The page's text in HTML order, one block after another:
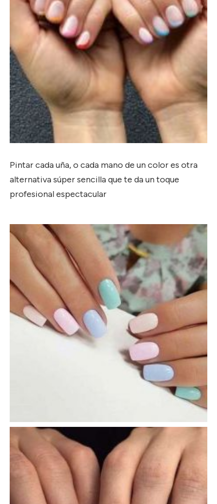
Pintar cada uña, o cada mano de un color es otra
alternativa súper sencilla que te da un toque
profesional espectacular